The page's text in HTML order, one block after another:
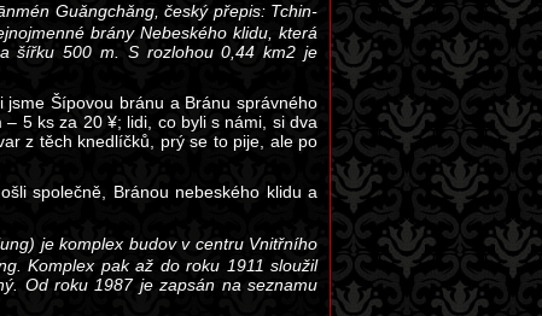
Guǎngchǎng, český přepis: Tchin-
brány Nebeského klidu, která
šířku 500 m. S rozlohou 0,44 km2 je
jsme Šípovou bránu a Bránu správného
5 ks za 20 ¥; lidi, co byli s námi, si dva
z těch knedlíčků, prý se to pije, ale po
společně, Bránou nebeského klidu a
je komplex budov v centru Vnitřního
Komplex pak až do roku 1911 sloužil
Od roku 1987 je zapsán na seznamu